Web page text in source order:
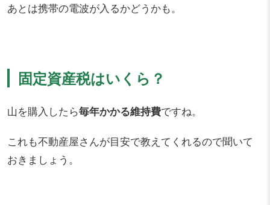
あとは携帯の電波が入るかどうかも。
固定資産税はいくら？
山を購入したら毎年かかる維持費ですね。
これも不動産屋さんが目安で教えてくれるので聞いて
おきましょう。